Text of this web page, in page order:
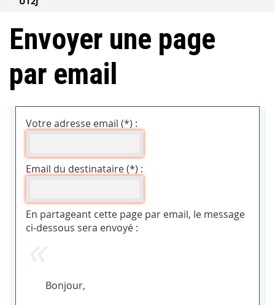
Envoyer une page
par email
Votre adresse email (*) :
Email du destinataire (*) :
En partageant cette page par email, le message
ci-dessous sera envoyé :
Bonjour,